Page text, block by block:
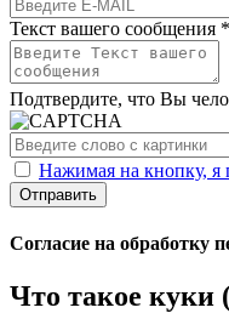
Текст вашего сообщения *
Подтвердите, что Вы
Нажимая на кнопку, я
Отправить
Согласие на обработку
Что такое куки